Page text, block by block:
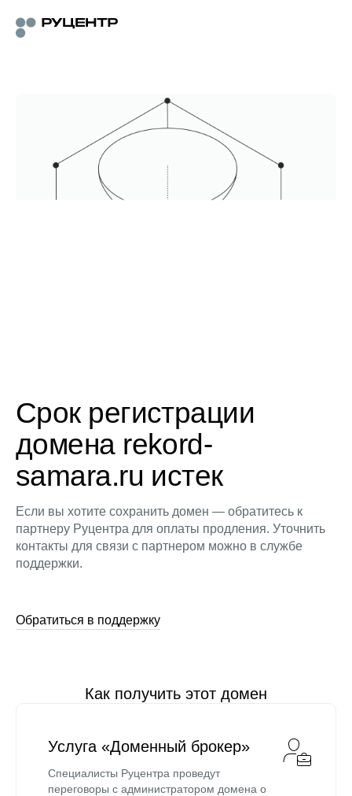
Срок регистрации
домена rekord-
samara.ru истек
Если вы хотите сохранить домен — обратитесь к
партнеру Руцентра для оплаты продления. Уточнить
контакты для связи с партнером можно в службе
поддержки.
Обратиться в поддержку
Как получить этот домен
Услуга «Доменный брокер»
Специалисты Руцентра проведут
переговоры с администратором домена о